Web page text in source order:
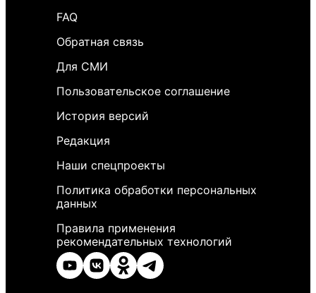
FAQ
Обратная связь
Для СМИ
Пользовательское соглашение
История версий
Редакция
Наши спецпроекты
Политика обработки персональных
данных
Правила применения
рекомендательных технологий